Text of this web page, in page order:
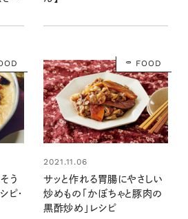
う
ピ・
FOOD
2021.11.06
サッと作れる胃腸にやさしい
炒めもの「かぼちゃと豚肉の
黒酢炒め」レシピ